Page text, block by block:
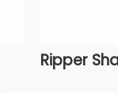
Ripper